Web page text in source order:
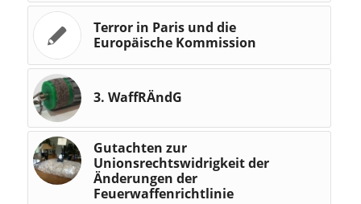
Terror in Paris und die
Europäische Kommission
3. WaffRÄndG
Gutachten zur
Unionsrechtswidrigkeit der
Änderungen der
Feuerwaffenrichtlinie